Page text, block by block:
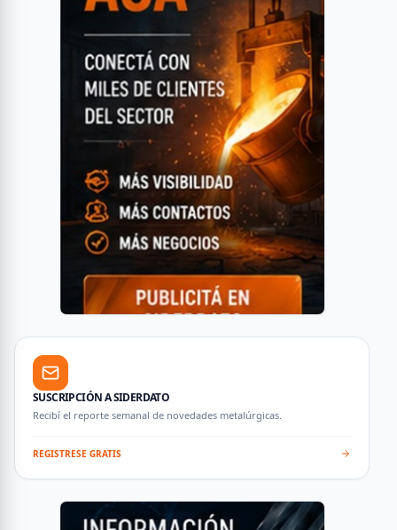
SUSCRIPCIÓN A SIDERDATO
Recibí el reporte semanal de novedades metalúrgicas.
REGISTRESE GRATIS